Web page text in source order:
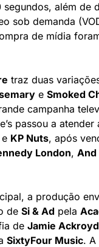
além de
sob demanda
traz duas
e Smoked
campanha
KP Nuts, após
London, And
a produção
de Si & Ad pela
de Jamie Ackroyd
SixtyFour Music. A